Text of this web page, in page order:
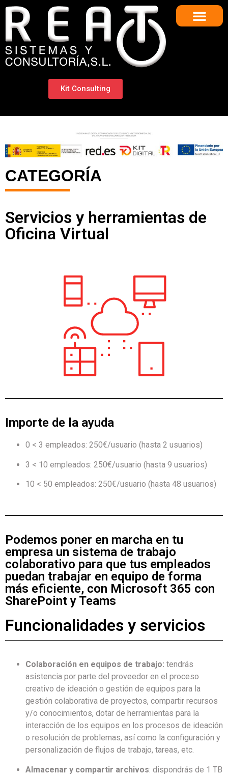
Kit Consulting
CATEGORÍA
Servicios y herramientas de
Oficina Virtual
Importe de la ayuda
0 < 3 empleados: 250€/usuario (hasta 2 usuarios)
3 < 10 empleados: 250€/usuario (hasta 9 usuarios)
10 < 50 empleados: 250€/usuario (hasta 48 usuarios)
Podemos poner en marcha en tu
empresa un sistema de trabajo
colaborativo para que tus empleados
puedan trabajar en equipo de forma
más eficiente, con Microsoft 365 con
SharePoint y Teams
Funcionalidades y servicios
Colaboración en equipos de trabajo: tendrás
asistencia por parte del proveedor en el proceso
creativo de ideación o gestión de equipos para la
gestión colaborativa de proyectos, compartir recursos
y/o conocimientos, dotar de herramientas para la
interacción de los equipos en los procesos de ideación
o resolución de problemas, así como la configuración y
personalización de flujos de trabajo, tareas, etc.
Almacenar y compartir archivos: dispondrás de 1 TB